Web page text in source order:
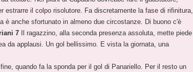
estrarre il colpo risolutore. Fa discretamente la fase di rifinitura,
è anche sfortunato in almeno due circostanze. Di buono c'è
7 Il ragazzino, alla seconda presenza assoluta, mette piede
da applausi. Un gol bellissimo. E vista la giornata, una
quando fa la sponda per il gol di Panariello. Per il resto un